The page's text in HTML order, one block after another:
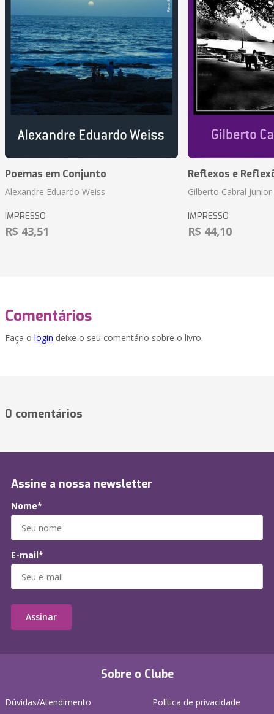
Poemas em Conjunto
Alexandre Eduardo Weiss
IMPRESSO
R$ 43,51
Reflexos e
Gilberto Cabral Junior
IMPRESSO
R$ 44,10
Comentários
Faça o login deixe o seu comentário sobre o livro.
0 comentários
Sobre o Clube
Dúvidas/Atendimento
Política de privacidade
Assine a nossa newsletter
Nome*
E-mail*
Assinar